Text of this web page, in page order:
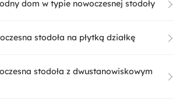
dom w typie nowoczesnej stodoły
stodoła na płytką działkę
stodoła z dwustanowiskowym